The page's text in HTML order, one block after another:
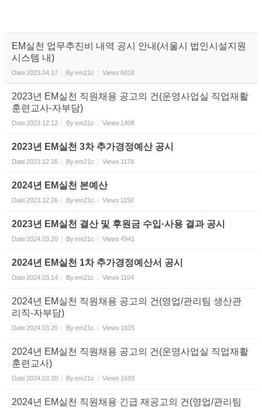
EM실천 업무추진비 내역 공시 안내(서울시 법인시설지원
시스템 내)
Date2023.04.17 Byem21c Views 6018
2023년 EM실천 직원채용 공고의 건(운영사업실 직업재활
훈련교사-자부담)
Date2023.12.12 Byem21c Views 1408
2023년 EM실천 3차 추가경정예산 공시
Date2023.12.26 Byem21c Views 1178
2024년 EM실천 본예산
Date2023.12.26 Byem21c Views 1150
2023년 EM실천 결산 및 후원금 수입·사용 결과 공시
Date2024.03.20 Byem21c Views 4941
2024년 EM실천 1차 추가경정예산서 공시
Date2024.03.14 Byem21c Views 1104
2024년 EM실천 직원채용 공고의 건(영업/관리팀 생산관
리직-자부담)
Date2024.03.20 Byem21c Views 1815
2024년 EM실천 직원채용 공고의 건(운영사업실 직업재활
훈련교사)
Date2024.03.20 Byem21c Views 1693
2024년 EM실천 직원채용 긴급 재공고의 건(영업/관리팀